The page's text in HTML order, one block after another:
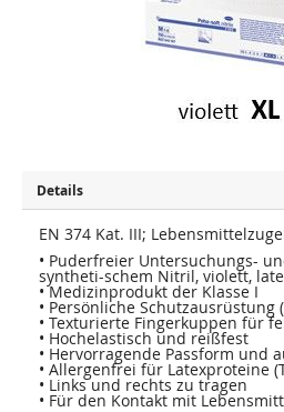
r
Details
EN 374 Kat. III;
• Puderfreier Untersuchungs-
syntheti-schem Nitril, violett,
• Medizinprodukt der Klasse I
• Persönliche Schutzausrüstung
• Texturierte Fingerkuppen für
• Hochelastisch und reißfest
• Hervorragende Passform und
• Allergenfrei für Latexproteine
• Links und rechts zu tragen
• Für den Kontakt mit